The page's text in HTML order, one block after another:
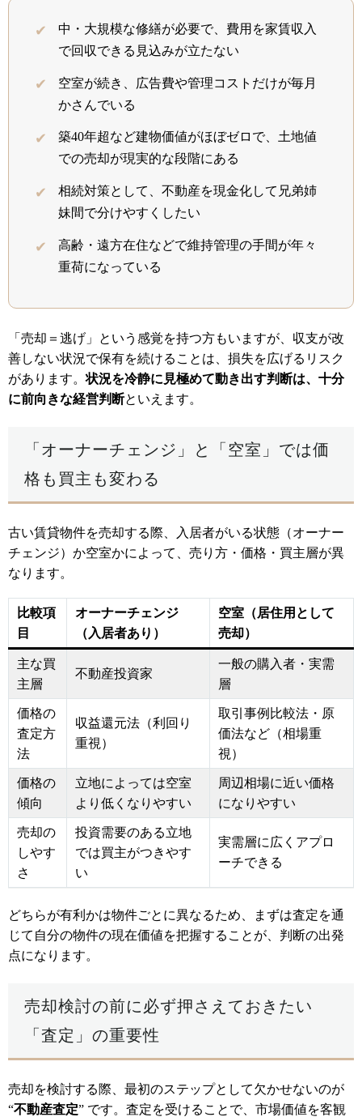
中・大規模な修繕が必要で、費用を家賃収入
で回収できる見込みが立たない
空室が続き、広告費や管理コストだけが毎月
かさんでいる
築40年超など建物価値がほぼゼロで、土地値
での売却が現実的な段階にある
相続対策として、不動産を現金化して兄弟姉
妹間で分けやすくしたい
高齢・遠方在住などで維持管理の手間が年々
重荷になっている
「売却＝逃げ」という感覚を持つ方もいますが、収支が改
善しない状況で保有を続けることは、損失を広げるリスク
があります。状況を冷静に見極めて動き出す判断は、十分
に前向きな経営判断といえます。
「オーナーチェンジ」と「空室」では価
格も買主も変わる
古い賃貸物件を売却する際、入居者がいる状態（オーナー
チェンジ）か空室かによって、売り方・価格・買主層が異
なります。
比較項
目
オーナーチェンジ
（入居者あり）
空室（居住用として
売却）
主な買
主層
不動産投資家
一般の購入者・実需
層
価格の
査定方
法
収益還元法（利回り
重視）
取引事例比較法・原
価法など（相場重
視）
価格の
傾向
立地によっては空室
より低くなりやすい
周辺相場に近い価格
になりやすい
売却の
しやす
さ
投資需要のある立地
では買主がつきやす
い
実需層に広くアプロ
ーチできる
どちらが有利かは物件ごとに異なるため、まずは査定を通
じて自分の物件の現在価値を把握することが、判断の出発
点になります。
売却検討の前に必ず押さえておきたい
「査定」の重要性
売却を検討する際、最初のステップとして欠かせないのが
“不動産査定” です。査定を受けることで、市場価値を客観